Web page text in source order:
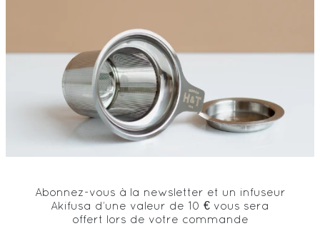
Abonnez-vous à la newsletter et un infuseur
Akifusa d’une valeur de 10 € vous sera
offert lors de votre commande